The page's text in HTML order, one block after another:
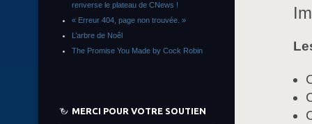
renverse le plateau de CNews !
« Erreur 404, page non trouvée. »
L’arbre de Noêl
The Promise You Made by Cock Robin
MERCI POUR VOTRE SOUTIEN